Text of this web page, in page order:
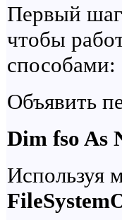
Первый
чтобы
способами:
Объявить
Dim fso As
Используя